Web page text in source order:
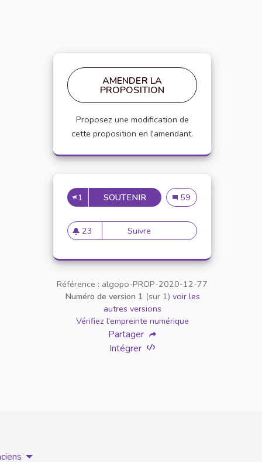
AMENDER LA
PROPOSITION
Proposez une modification de
cette proposition en l'amendant.
1 SOUTENIR PARITÉ HOMMES FEMMES
Parité hommes femmes
59
23
23 abonnés
Suivre Parité hommes femmes
Référence : algopo-PROP-2020-12-77
Numéro de version 1 (sur 1) voir les
autres versions
Vérifiez l'empreinte numérique
Partager
Intégrer